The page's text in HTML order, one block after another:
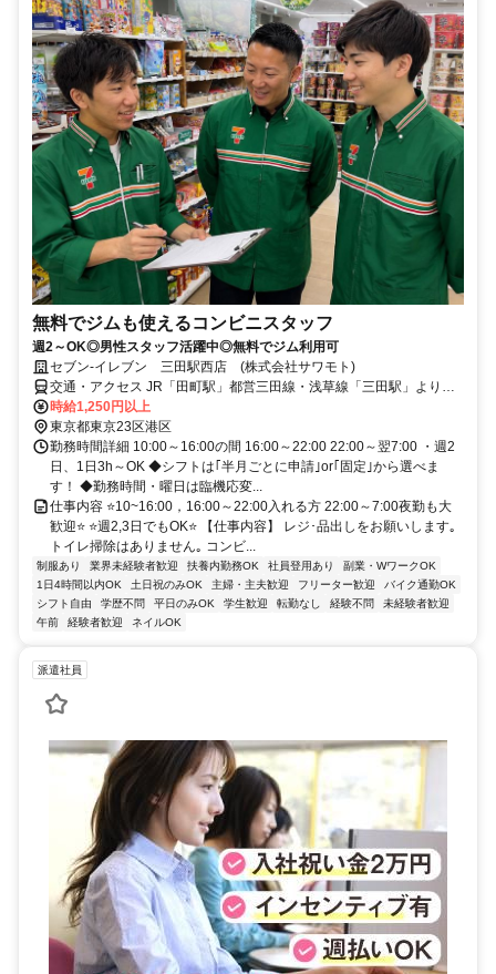
無料でジムも使えるコンビニスタッフ
週2～OK◎男性スタッフ活躍中◎無料でジム利用可
セブン-イレブン 三田駅西店 (株式会社サワモト)
交通・アクセス JR「田町駅」都営三田線・浅草線「三田駅」より徒
歩3分
時給1,250円以上
東京都東京23区港区
勤務時間詳細 10:00～16:00の間 16:00～22:00 22:00～翌7:00 ・週2
日、1日3h～OK ◆シフトは｢半月ごとに申請｣or｢固定｣から選べま
す！ ◆勤務時間・曜日は臨機応変...
仕事内容 ⭐10~16:00，16:00～22:00入れる方 22:00～7:00夜勤も大
歓迎⭐ ⭐週2,3日でもOK⭐ 【仕事内容】 レジ･品出しをお願いします｡
トイレ掃除はありません｡ コンビ...
制服あり 業界未経験者歓迎 扶養内勤務OK 社員登用あり
副業・WワークOK
1日4時間以内OK
土日祝のみOK 主婦・主夫歓迎 フリーター歓迎
バイク通勤OK
シフト自由
学歴不問 平日のみOK 学生歓迎 転勤なし 経験不問
未経験者歓迎
午前
経験者歓迎 ネイルOK
派遣社員